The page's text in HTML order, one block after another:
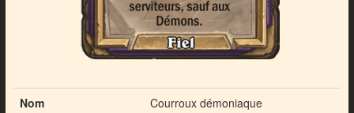
Nom
Courroux démoniaque